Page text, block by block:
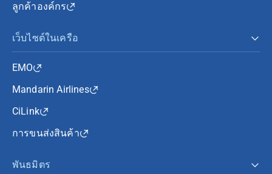
ลูกค้าองค์กร
เว็บไซต์ในเครือ
EMO
Mandarin Airlines
CiLink
การขนส่งสินค้า
พันธมิตร